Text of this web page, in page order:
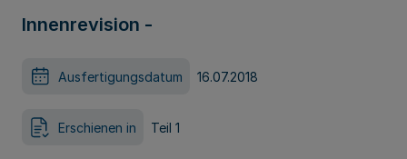
Innenrevision -
Ausfertigungsdatum 16.07.2018
Erschienen in Teil 1